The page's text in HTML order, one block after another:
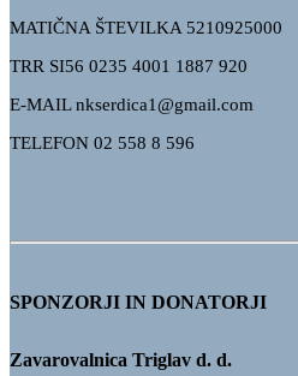
MATIČNA ŠTEVILKA 5210925000
TRR SI56 0235 4001 1887 920
E-MAIL nkserdica1@gmail.com
TELEFON 02 558 8 596
SPONZORJI IN DONATORJI
Zavarovalnica Triglav d. d.